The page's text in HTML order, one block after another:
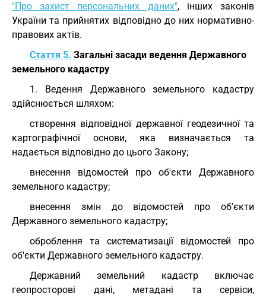
"Про захист персональних даних", інших законів
України та прийнятих відповідно до них нормативно-
правових актів.
Стаття 5. Загальні засади ведення Державного
земельного кадастру
1. Ведення Державного земельного кадастру
здійснюється шляхом:
створення відповідної державної геодезичної та
картографічної основи, яка визначається та
надається відповідно до цього Закону;
внесення відомостей про об'єкти Державного
земельного кадастру;
внесення змін до відомостей про об'єкти
Державного земельного кадастру;
оброблення та систематизації відомостей про
об'єкти Державного земельного кадастру.
Державний земельний кадастр включає
геопросторові дані, метадані та сервіси,